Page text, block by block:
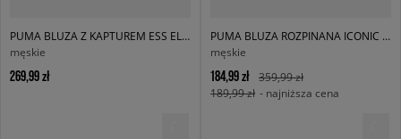
PUMA BLUZA Z KAPTUREM ESS ELEVATED
męskie
269,99 zł
PUMA BLUZA ROZPINANA ICONIC T7 TRACK
męskie
184,99 zł
359,99 zł
189,99 zł - najniższa cena